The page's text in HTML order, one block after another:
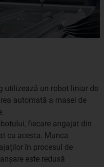
utilizează un robot liniar de
automată a masei de
fiecare angajat din
cu acesta. Munca
în procesul de
este redusă